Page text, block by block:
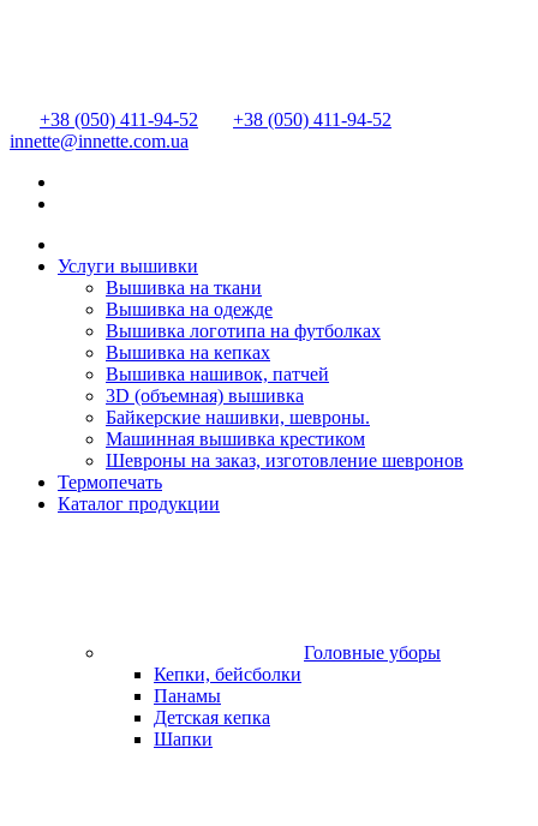
+38 (050) 411-94-52
+38 (050) 411-94-52
innette@innette.com.ua
Услуги вышивки
Вышивка на ткани
Вышивка на одежде
Вышивка логотипа на футболках
Вышивка на кепках
Вышивка нашивок, патчей
3D (объемная) вышивка
Байкерские нашивки, шевроны.
Машинная вышивка крестиком
Шевроны на заказ, изготовление шевронов
Термопечать
Каталог продукции
Головные уборы
Кепки, бейсболки
Панамы
Детская кепка
Шапки